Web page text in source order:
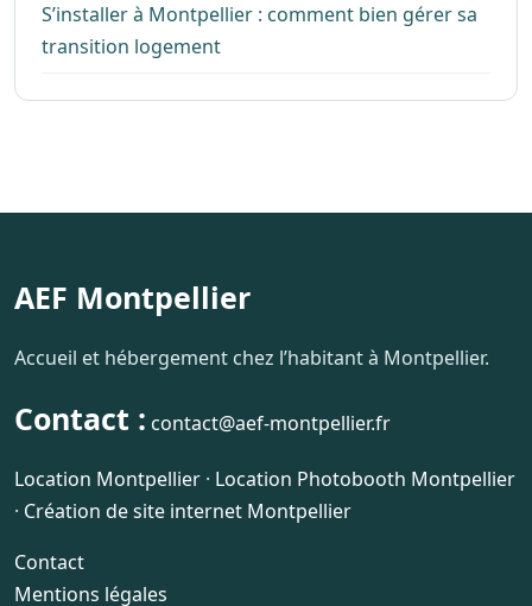
S’installer à Montpellier : comment bien gérer sa
transition logement
AEF Montpellier
Accueil et hébergement chez l’habitant à Montpellier.
Contact : contact@aef-montpellier.fr
Location Montpellier · Location Photobooth Montpellier
· Création de site internet Montpellier
Contact
Mentions légales